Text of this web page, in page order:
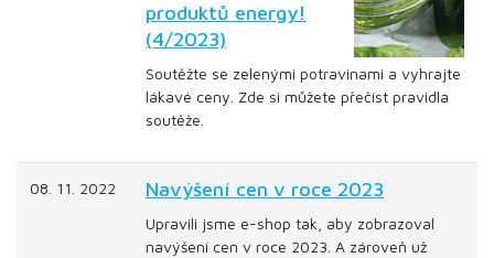
produktů energy!
(4/2023)
Soutěžte se zelenými potravinami a vyhrajte
lákavé ceny. Zde si můžete přečíst pravidla
soutěže.
08. 11. 2022 Navýšení cen v roce 2023
Upravili jsme e-shop tak, aby zobrazoval
navýšení cen v roce 2023. A zároveň už